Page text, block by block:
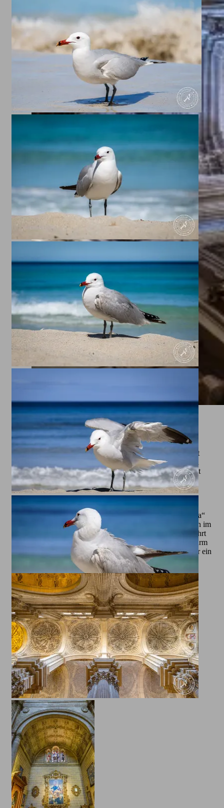
Die Kathedrale von Malaga
Gleich vorweg. Die Kathedrale kostet Eintritt. Und sie steht
eng umbaut in mitten der Altstadt. Deswegen habe ich auch
keine Bilder von außen gemacht. Bewölkung, ein baugerüst
und sehr viele Menchen spachen dagegen. Leider hat die
Kathedrale Probleme mit dem Dach und Feuchtigkeit.
Deswegen das Baugerüst.
Die Kathedrale von Málaga, auch bekannt als „La Manquita“
oder „Die Einarmige“, ist ein beeindruckendes Wahrzeichen im
Herzen der Stadt Málaga, Andalusien. Dieser Spitzname rührt
daher, dass die Kathedrale nur einen vollendeten Glockenturm
besitzt, während der zweite Turm unvollendet blieb, was ihr ein
einzigartiges und charakteristisches Aussehen verleiht.